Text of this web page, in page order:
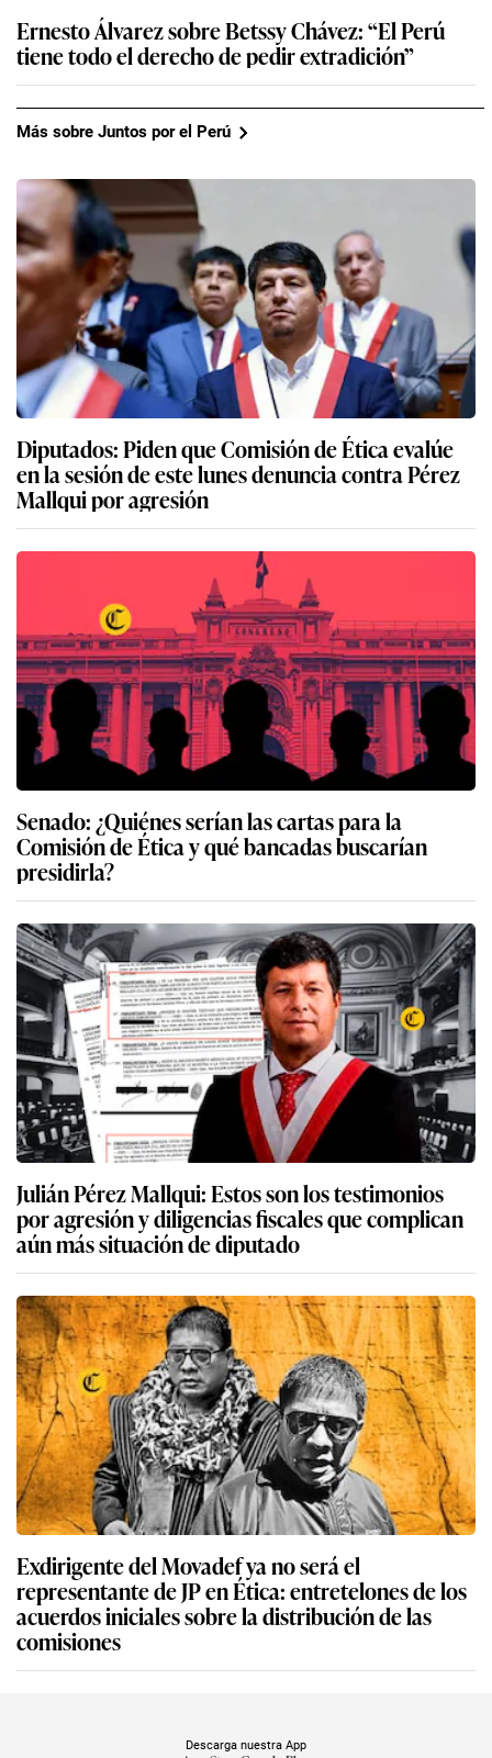
Ernesto Álvarez sobre Betssy Chávez: “El Perú
tiene todo el derecho de pedir extradición”
Más sobre Juntos por el Perú
Diputados: Piden que Comisión de Ética evalúe
en la sesión de este lunes denuncia contra Pérez
Mallqui por agresión
Senado: ¿Quiénes serían las cartas para la
Comisión de Ética y qué bancadas buscarían
presidirla?
Julián Pérez Mallqui: Estos son los testimonios
por agresión y diligencias fiscales que complican
aún más situación de diputado
Exdirigente del Movadef ya no será el
representante de JP en Ética: entretelones de los
acuerdos iniciales sobre la distribución de las
comisiones
Descarga nuestra App